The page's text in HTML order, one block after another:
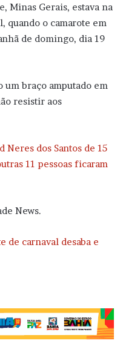
Minas Gerais, estava na
quando o camarote em
de domingo, dia 19
um braço amputado em
resistir aos
Neres dos Santos de 15
11 pessoas ficaram
News.
de carnaval desaba e